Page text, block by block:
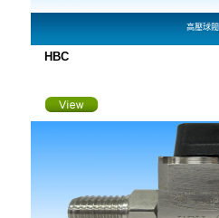
高壓球閥
HBC